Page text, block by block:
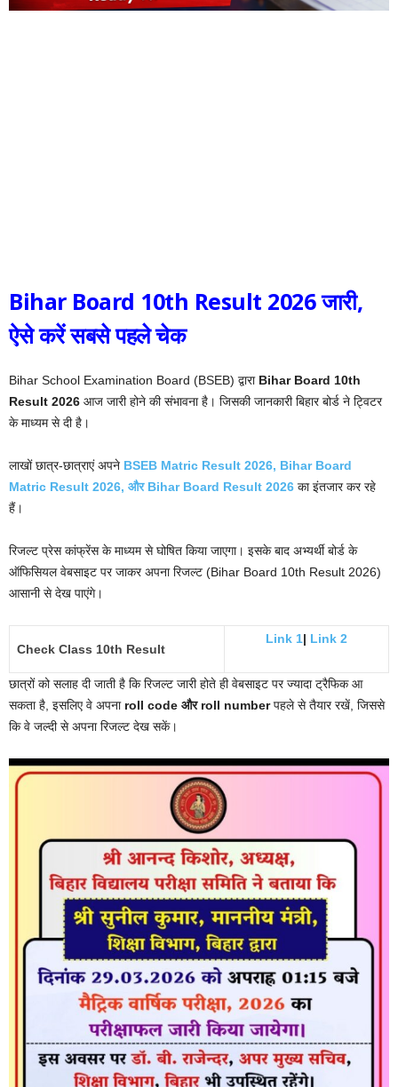
Bihar Board 10th Result 2026 जारी,
ऐसेकरेंसबसेपहलेचेक
Bihar School Examination Board (BSEB) द्वारा Bihar Board 10th
Result 2026 आज जारी होने की संभावना है। जिसकी जानकारी बिहार बोर्ड ने ट्विटर
के माध्यम से दी है।
लाखों छात्र-छात्राएं अपने BSEB Matric Result 2026, Bihar Board
Matric Result 2026, और Bihar Board Result 2026 का इंतजार कर रहे
हैं।
रिजल्ट प्रेस कांफ्रेंस के माध्यम से घोषित किया जाएगा। इसके बाद अभ्यर्थी बोर्ड के
ऑफिसियल वेबसाइट पर जाकर अपना रिजल्ट (Bihar Board 10th Result 2026)
आसानी से देख पाएंगे।
Check Class 10th Result
Link 1| Link 2
छात्रों को सलाह दी जाती है कि रिजल्ट जारी होते ही वेबसाइट पर ज्यादा ट्रैफिक आ
सकता है, इसलिए वे अपना roll code और roll numberपहले से तैयार रखें, जिससे
कि वे जल्दी से अपना रिजल्ट देख सकें।